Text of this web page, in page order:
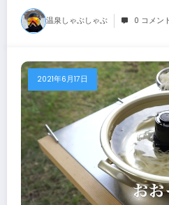
温泉しゃぶしゃぶ 0 コメント
2021年6月17日